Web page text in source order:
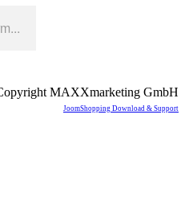
MAXXmarketing GmbH
JoomShopping Download & Support